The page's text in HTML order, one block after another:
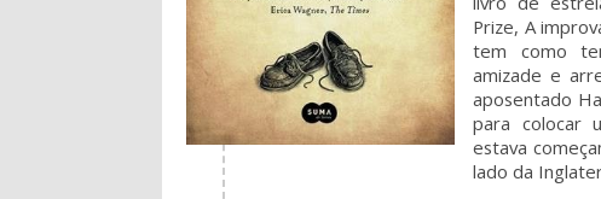
Prize, A
tem como
amizade e
aposentado
para colocar
estava
lado da